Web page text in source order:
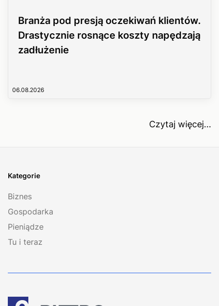
Branża pod presją oczekiwań klientów.
Drastycznie rosnące koszty napędzają
zadłużenie
06.08.2026
Czytaj więcej...
Kategorie
Biznes
Gospodarka
Pieniądze
Tu i teraz